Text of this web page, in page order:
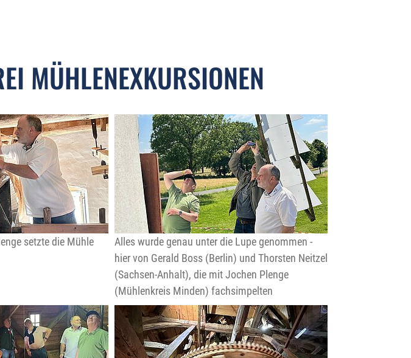
MÜHLENEXKURSIONEN
setzte die Mühle
Alles wurde genau unter die Lupe genommen -
hier von Gerald Boss (Berlin) und Thorsten Neitzel
(Sachsen-Anhalt), die mit Jochen Plenge
(Mühlenkreis Minden) fachsimpelten